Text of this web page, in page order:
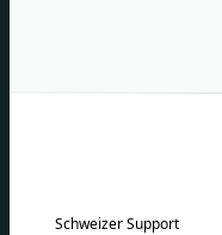
Schweizer Support